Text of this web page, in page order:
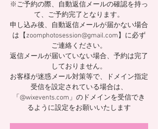
※ご予約の際、自動返信メールの確認を持っ
て、ご予約完了となります。
申し込み後、自動返信メールが届かない場合
は【zoomphotosession@gmail.com】に必ず
ご連絡ください。
返信メールが届いていない場合、予約は完了
しておりません。
お客様が迷惑メール対策等で、ドメイン指定
受信を設定されている場合は、
「@wixevents.com」のドメインを受信でき
るように設定をお願いいたします